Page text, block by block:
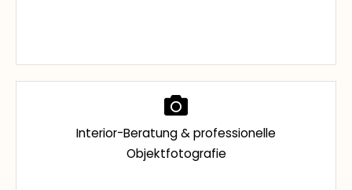
Interior-Beratung & professionelle
Objektfotografie